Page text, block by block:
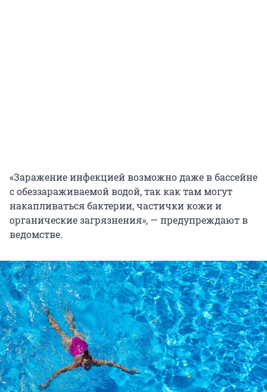
«Заражение инфекцией возможно даже в бассейне
с обеззараживаемой водой, так как там могут
накапливаться бактерии, частички кожи и
органические загрязнения», — предупреждают в
ведомстве.